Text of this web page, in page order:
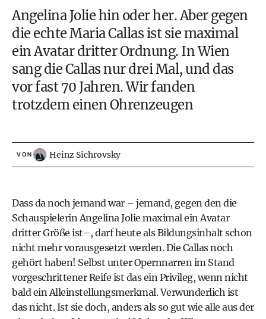
Angelina Jolie hin oder her. Aber gegen
die echte Maria Callas ist sie maximal
ein Avatar dritter Ordnung. In Wien
sang die Callas nur drei Mal, und das
vor fast 70 Jahren. Wir fanden
trotzdem einen Ohrenzeugen
VON Heinz Sichrovsky
Dass da noch jemand war – jemand, gegen den die
Schauspielerin Angelina Jolie maximal ein Avatar
dritter Größe ist–, darf heute als Bildungsinhalt schon
nicht mehr vorausgesetzt werden. Die Callas noch
gehört haben! Selbst unter Opernnarren im Stand
vorgeschrittener Reife ist das ein Privileg, wenn nicht
bald ein Alleinstellungsmerkmal. Verwunderlich ist
das nicht. Ist sie doch, anders als so gut wie alle aus der